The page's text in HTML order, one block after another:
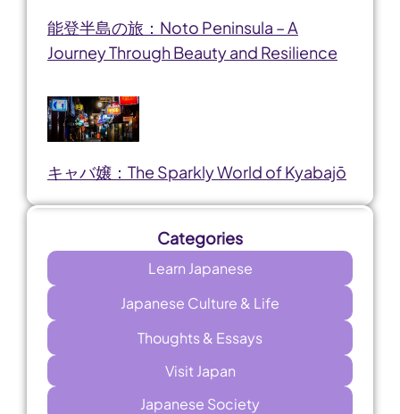
能登半島の旅：Noto Peninsula – A
Journey Through Beauty and Resilience
キャバ嬢：The Sparkly World of Kyabajō
Categories
Learn Japanese
Japanese Culture & Life
Thoughts & Essays
Visit Japan
Japanese Society